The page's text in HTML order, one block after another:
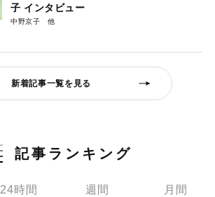
子 インタビュー
中野京子
新着記事一覧を見る
記事ランキング
24時間 週間 月間